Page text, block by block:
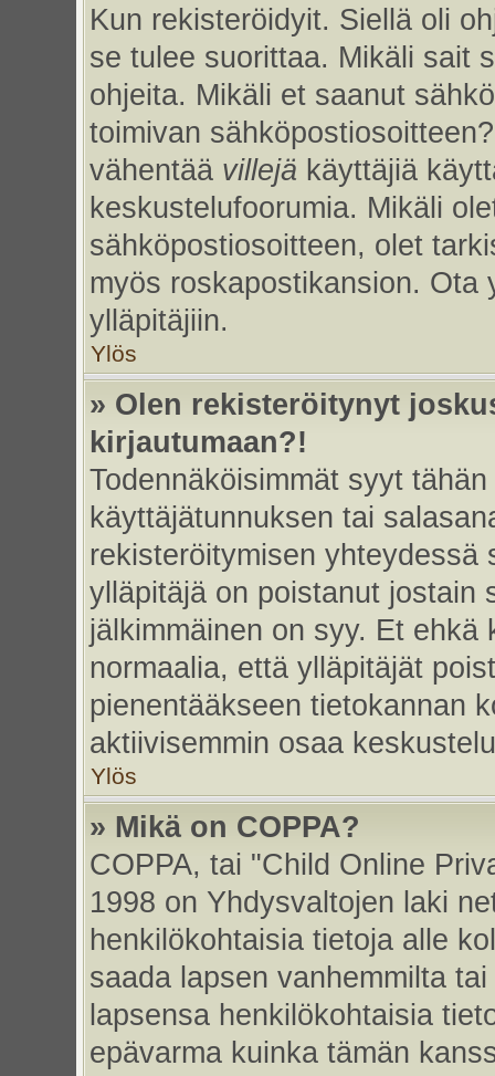
Kun rekisteröidyit. Siellä oli
se tulee suorittaa. Mikäli sait
ohjeita. Mikäli et saanut
toimivan
vähentää villejä käyttäjiä
keskustelufoorumia. Mikäli
sähköpostiosoitteen, olet
myös roskapostikansion. Ota
ylläpitäjiin.
Ylös
» Olen rekisteröitynyt
kirjautumaan?!
Todennäköisimmät syyt
käyttäjätunnuksen tai
rekisteröitymisen yhteydessä
ylläpitäjä on poistanut jostain
jälkimmäinen on syy. Et
normaalia, että ylläpitäjät
pienentääkseen tietokannan
aktiivisemmin osaa
Ylös
» Mikä on COPPA?
COPPA, tai "Child Online
1998 on Yhdysvaltojen laki
henkilökohtaisia tietoja alle
saada lapsen vanhemmilta
lapsensa henkilökohtaisia
epävarma kuinka tämän